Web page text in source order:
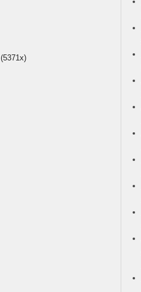
(5371x)